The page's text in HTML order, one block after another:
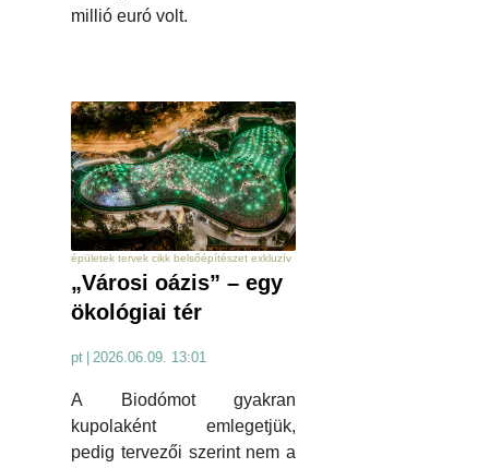
millió euró volt.
épületek tervek cikk belsőépítészet exkluzív
„Városi oázis” – egy
ökológiai tér
pt 2026.06.09. 13:01
A Biodómot gyakran
kupolaként emlegetjük,
pedig tervezői szerint nem a